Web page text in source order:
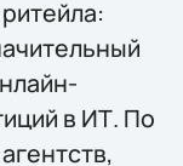
в ИТ. По